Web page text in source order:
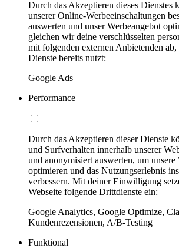
Durch das Akzeptieren dieses Dienstes
unserer Online-Werbeeinschaltungen
auswerten und unser Werbeangebot
gleichen wir deine verschlüsselten
mit folgenden externen Anbietenden ab,
Dienste bereits nutzt:
Google Ads
Performance
Durch das Akzeptieren dieser Dienste
und Surfverhalten innerhalb unserer
und anonymisiert auswerten, um unsere
optimieren und das Nutzungserlebnis
verbessern. Mit deiner Einwilligung
Webseite folgende Drittdienste ein:
Google Analytics, Google Optimize,
Kundenrezensionen, A/B-Testing
Funktional